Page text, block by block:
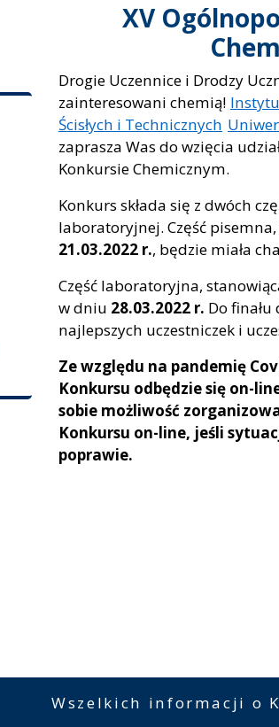
XV
Drogie Uczennice i Drodzy
zainteresowani chemią!
Ścisłych i Technicznych
zaprasza Was do wzięcia
Konkursie Chemicznym.
Konkurs składa się z dwóch
laboratoryjnej. Część
21.03.2022 r., będzie miała
Część laboratoryjna,
w dniu 28.03.2022 r. Do
najlepszych uczestniczek i
Ze względu na pandemię
Konkursu odbędzie się on-
sobie możliwość
Konkursu on-line, jeśli
poprawie.
Wszelkich informacji o